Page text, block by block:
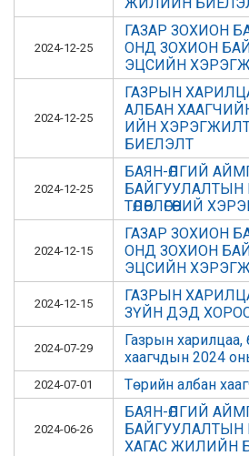
2024-12-25
ГАЗАР ЗОХИОН
ОНД ЗОХИОН
ЭЦСИЙН
2024-12-25
ГАЗРЫН
АЛБАН ХААГЧИЙН
ИЙН
БИЕЛЭЛТ
2024-12-25
БАЯН-ӨЛГИЙ
БАЙГУУЛАЛТЫН
ТӨЛӨВЛӨГӨӨНИЙ
2024-12-15
ГАЗАР ЗОХИОН
ОНД ЗОХИОН
ЭЦСИЙН
2024-12-15
ГАЗРЫН
ЗҮЙН ДЭД
2024-07-29
Газрын харилцаа,
хаагчдын 2024
2024-07-01 Төрийн албан
2024-06-26
БАЯН-ӨЛГИЙ
БАЙГУУЛАЛТЫН
ХАГАС ЖИЛИЙН